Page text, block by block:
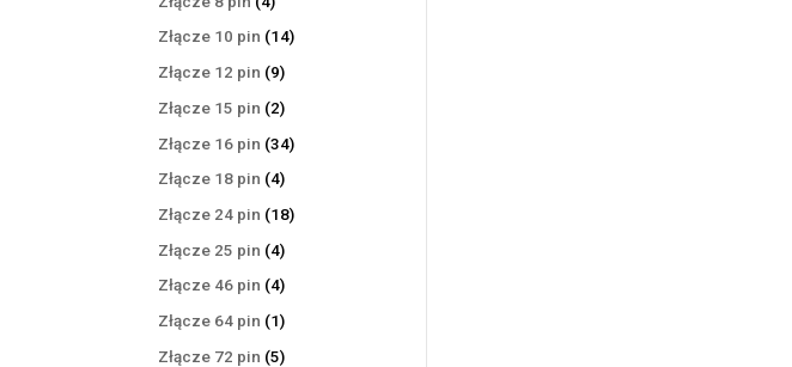
produkty
Złącze 10 pin 1414
Złącze 12 pin 99
produktów
Złącze 15 pin 22
produkty
Złącze 16 pin 3434
Złącze 18 pin 44
produkty
Złącze 24 pin 1818
Złącze 25 pin 44
produkty
Złącze 46 pin 44
produkty
Złącze 64 pin 11
produkt
Złącze 72 pin 55